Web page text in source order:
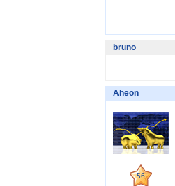
bruno
Aheon
56